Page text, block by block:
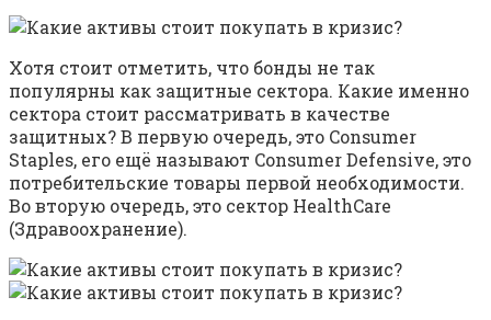
Хотя стоит отметить, что бонды не так
популярны как защитные сектора. Какие именно
сектора стоит рассматривать в качестве
защитных? В первую очередь, это Consumer
Staples, его ещё называют Consumer Defensive, это
потребительские товары первой необходимости.
Во вторую очередь, это сектор HealthCare
(Здравоохранение).